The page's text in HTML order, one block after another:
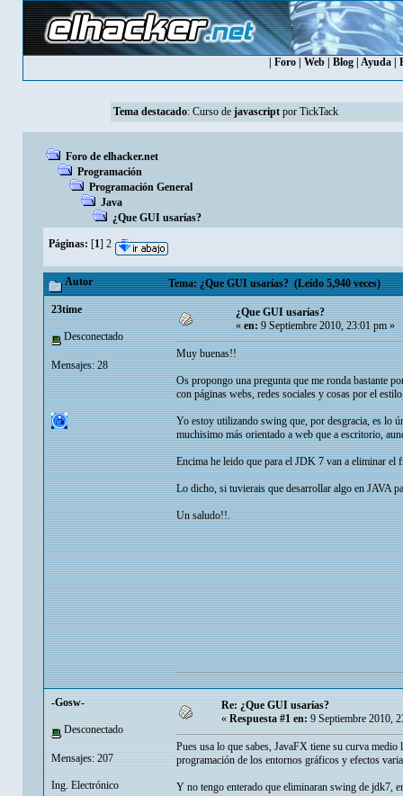
Foro| Web| Blog| Ayuda|
Tema destacado: Curso de javascriptpor TickTack
Foro de elhacker.net
Programación
Programación General
Java
¿Que GUI usarías?
Páginas: [1] 2
Autor Tema: ¿Que GUI usarías? (Leído 5,940 veces)
23time
Desconectado
Mensajes: 28
¿Que GUI usarías?
«en:9 Septiembre 2010, 23:01 pm »
Muy buenas!!
Os propongo una pregunta que me ronda bastante
con páginas webs, redes sociales y cosas por el
Yo estoy utilizando swing que, por desgracia, es lo
muchisimo más orientado a web que a escritorio,
Encima he leido que para el JDK 7 van a eliminar el
Lo dicho, si tuvierais que desarrollar algo en JAVA
Un saludo!!.
-Gosw-
Desconectado
Mensajes: 207
Ing. Electrónico
Re: ¿Que GUI usarías?
« Respuesta #1 en: 9 Septiembre 2010,
Pues usa lo que sabes, JavaFX tiene su curva
programación de los entornos gráficos y efectos
Y no tengo enterado que eliminaran swing de jdk7,